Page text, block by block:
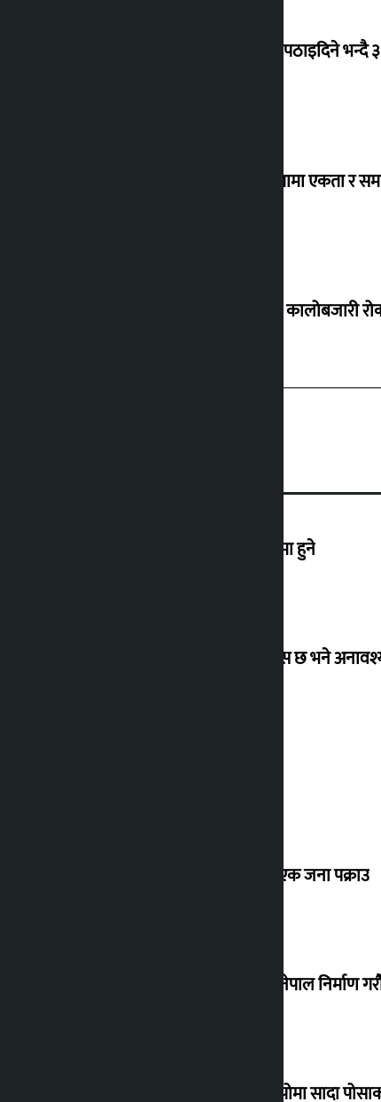
क्यानडा पठाइदिने
‘विविधतामा एकता र
ग्यासको कालोबजारी
एनपीएलको तेस्रो संस्करण आउँदो कात्तिकमा हुने
उद्योग मन्त्रालयको अपिल : १५ दिन पुग्ने ग्यास छ भने
क्यानडा पठाइदिने भन्दै ३७ लाख ठगी गर्ने एक जना पक्राउ
‘विविधतामा एकता र समानतामा आधारित नेपाल निर्माण
ग्यासको कालोबजारी रोक्न उपत्यकाका डिपोमा सादा